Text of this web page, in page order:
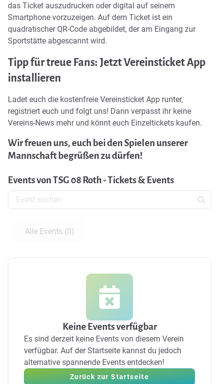
das Ticket auszudrucken oder digital auf seinem
Smartphone vorzuzeigen. Auf dem Ticket ist ein
quadratischer QR-Code abgebildet, der am Eingang zur
Sportstätte abgescannt wird.
Tipp für treue Fans: Jetzt Vereinsticket App
installieren
Ladet euch die kostenfreie Vereinsticket App runter,
registriert euch und folgt uns! Dann verpasst ihr keine
Vereins-News mehr und könnt euch Einzeltickets kaufen.
Wir freuen uns, euch bei den Spielen unserer
Mannschaft begrüßen zu dürfen!
Events von TSG 08 Roth - Tickets & Events
Alle Events (0)
Keine Events verfügbar
Es sind derzeit keine Events von diesem Verein
verfügbar. Auf der Startseite kannst du jedoch
alternative spannende Events entdecken!
Zurück zur Startseite